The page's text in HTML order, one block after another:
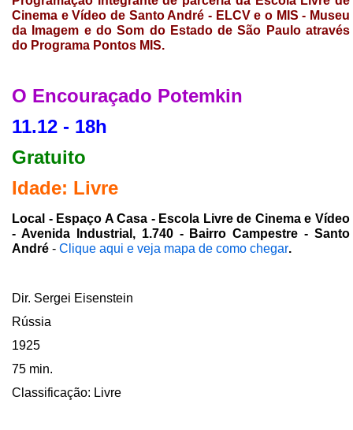
Cinema e Vídeo de Santo André - ELCV e o MIS - Museu
da Imagem e do Som do Estado de São Paulo através
do Programa Pontos MIS.
O Encouraçado Potemkin
11.12 - 18h
Gratuito
Idade: Livre
Local - Espaço A Casa - Escola Livre de Cinema e Vídeo
- Avenida Industrial, 1.740 - Bairro Campestre - Santo
André - Clique aqui e veja mapa de como chegar.
Dir. Sergei Eisenstein
Rússia
1925
75 min.
Classificação: Livre